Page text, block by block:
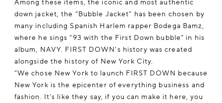
Among these items, the iconic and most authentic
down jacket, the “Bubble Jacket” has been chosen by
many including Spanish Harlem rapper Bodega Bamz,
where he sings “93 with the First Down bubble” in his
album, NAVY. FIRST DOWN’s history was created
alongside the history of New York City.
”We chose New York to launch FIRST DOWN because
New York is the epicenter of everything business and
fashion. It’s like they say, if you can make it here, you